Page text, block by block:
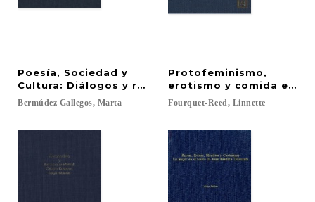
Poesía, Sociedad y
Cultura: Diálogos y retratos del Perú Colonial
Bermúdez Gallegos, Marta
Protofeminismo,
erotismo y comida en
Fourquet-Reed, Linnette